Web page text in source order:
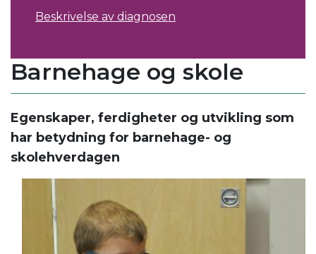
Beskrivelse av diagnosen
Barnehage og skole
Egenskaper, ferdigheter og utvikling som
har betydning for barnehage- og
skolehverdagen